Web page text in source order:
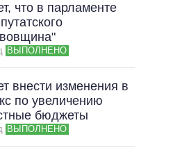
что в парламенте
ВЫПОЛНЕНО
внести изменения в
по увеличению
бюджеты
ВЫПОЛНЕНО